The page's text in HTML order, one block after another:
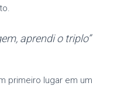
aprendi o triplo”
primeiro lugar em um